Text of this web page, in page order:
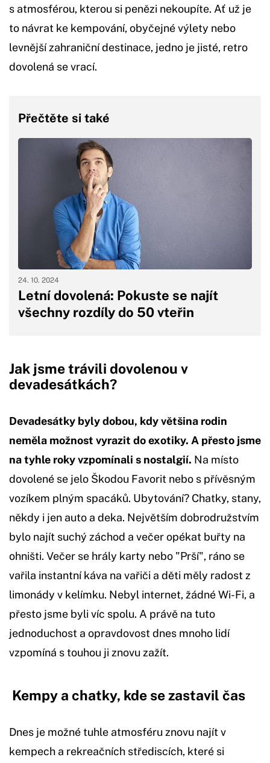
s atmosférou, kterou si penězi nekoupíte. Ať už je
to návrat ke kempování, obyčejné výlety nebo
levnější zahraniční destinace, jedno je jisté, retro
dovolená se vrací.
Přečtěte si také
Letní dovolená: Pokuste se najít
všechny rozdíly do 50 vteřin
24. 10. 2024
Jak jsme trávili dovolenou v
devadesátkách?
Devadesátky byly dobou, kdy většina rodin
neměla možnost vyrazit do exotiky. A přesto jsme
na tyhle roky vzpomínali s nostalgií. Na místo
dovolené se jelo Škodou Favorit nebo s přívěsným
vozíkem plným spacáků. Ubytování? Chatky, stany,
někdy i jen auto a deka. Největším dobrodružstvím
bylo najít suchý záchod a večer opékat buřty na
ohništi. Večer se hrály karty nebo "Prší", ráno se
vařila instantní káva na vařiči a děti měly radost z
limonády v kelímku. Nebyl internet, žádné Wi-Fi, a
přesto jsme byli víc spolu. A právě na tuto
jednoduchost a opravdovost dnes mnoho lidí
vzpomíná s touhou ji znovu zažít.
Kempy a chatky, kde se zastavil čas
Dnes je možné tuhle atmosféru znovu najít v
kempech a rekreačních střediscích, které si